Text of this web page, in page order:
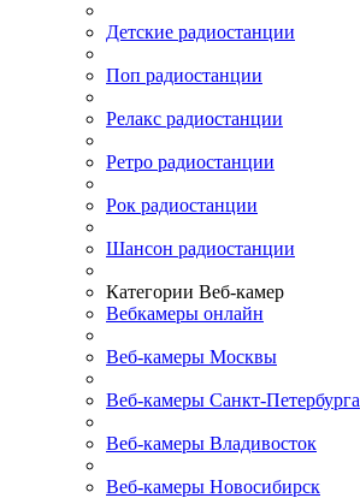
Детские радиостанции
Поп радиостанции
Релакс радиостанции
Ретро радиостанции
Рок радиостанции
Шансон радиостанции
Категории Веб-камер
Вебкамеры онлайн
Веб-камеры Москвы
Веб-камеры Санкт-Петербурга
Веб-камеры Владивосток
Веб-камеры Новосибирск